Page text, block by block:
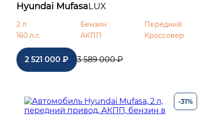
Hyundai MufasaLUX
2 л Бензин
Передний
160 л.с.
АКПП Кроссовер
2 521 000 ₽ 3 589 000 ₽
-31%